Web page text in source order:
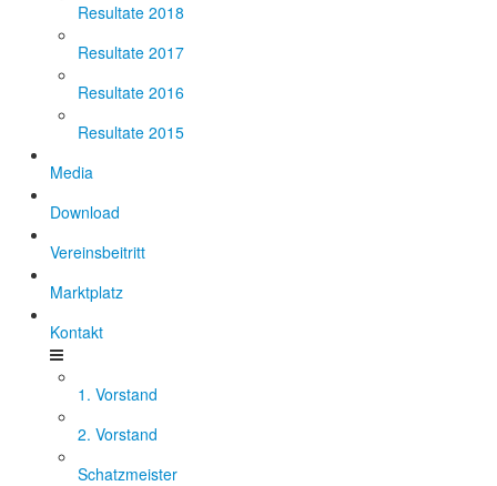
Resultate 2018
Resultate 2017
Resultate 2016
Resultate 2015
Media
Download
Vereinsbeitritt
Marktplatz
Kontakt
1. Vorstand
2. Vorstand
Schatzmeister